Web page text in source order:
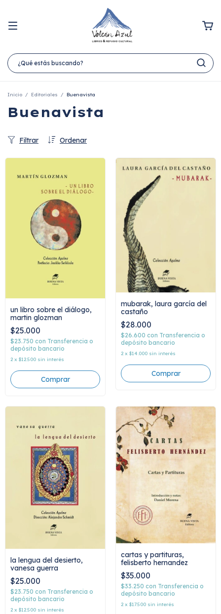
Inicio / Editoriales / Buenavista
Buenavista
Ordenar
Filtrar
un libro sobre el diálogo,
martin glozman
$25.000
$23.750 con Transferencia o
depósito bancario
2 x $12.500 sin interés
mubarak, laura garcía del
castaño
$28.000
$26.600 con Transferencia o
depósito bancario
2 x $14.000 sin interés
la lengua del desierto,
vanesa guerra
$25.000
$23.750 con Transferencia o
depósito bancario
2 x $12.500 sin interés
cartas y partituras,
felisberto hernandez
$35.000
$33.250 con Transferencia o
depósito bancario
2 x $17.500 sin interés